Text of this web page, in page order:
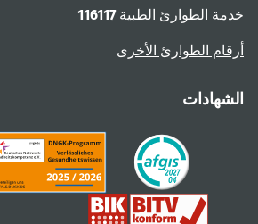
خدمة الطوارئ الطبية116117
أرقام الطوارئ الأخرى
الشهادات